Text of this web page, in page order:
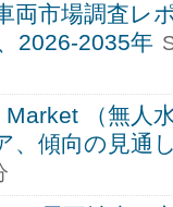
両市場調査レ
2026-2035年
（無人
、傾向の見通